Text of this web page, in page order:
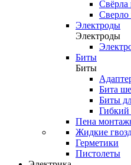
Свёрла
Сверло
Электроды
Электроды
Биты
Биты
Бита
Биты
Гибкий
Пена
Жидкие
Герметики
Пистолеты